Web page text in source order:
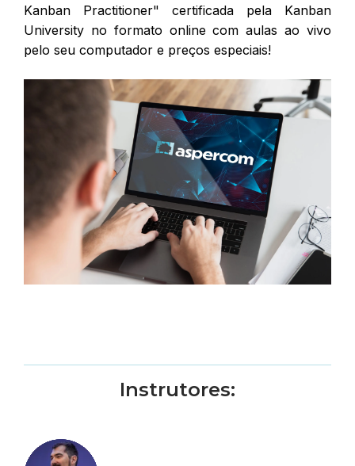
Kanban Practitioner" certificada pela Kanban
University no formato online com aulas ao vivo
pelo seu computador e preços especiais!
Instrutores: